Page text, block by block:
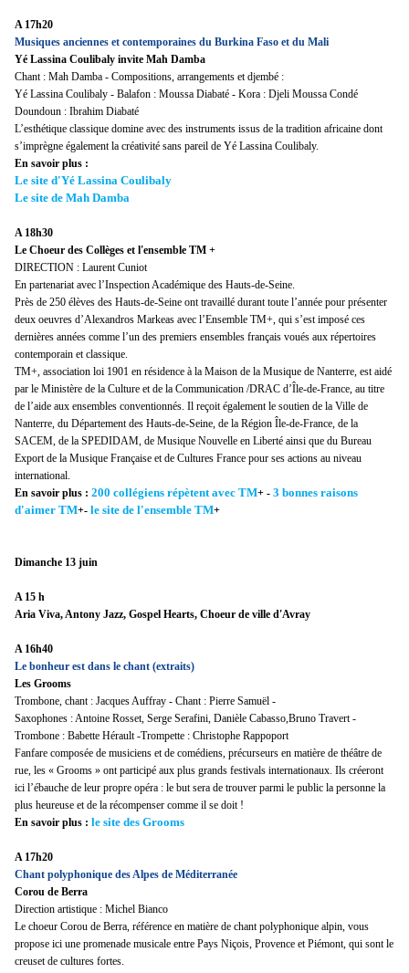
A 17h20
Musiques anciennes et contemporaines du Burkina Faso et du Mali
Yé Lassina Coulibaly invite Mah Damba
Chant : Mah Damba - Compositions, arrangements et djembé :
Yé Lassina Coulibaly - Balafon : Moussa Diabaté - Kora : Djeli Moussa Condé
Doundoun : Ibrahim Diabaté
L’esthétique classique domine avec des instruments issus de la tradition africaine dont
s’imprègne également la créativité sans pareil de Yé Lassina Coulibaly.
En savoir plus :
Le site d'Yé Lassina Coulibaly
Le site de Mah Damba
A 18h30
Le Choeur des Collèges et l'ensemble TM +
DIRECTION : Laurent Cuniot
En partenariat avec l’Inspection Académique des Hauts-de-Seine.
Près de 250 élèves des Hauts-de-Seine ont travaillé durant toute l’année pour présenter
deux oeuvres d’Alexandros Markeas avec l’Ensemble TM+, qui s’est imposé ces
dernières années comme l’un des premiers ensembles français voués aux répertoires
contemporain et classique.
TM+, association loi 1901 en résidence à la Maison de la Musique de Nanterre, est aidé
par le Ministère de la Culture et de la Communication /DRAC d’Île-de-France, au titre
de l’aide aux ensembles conventionnés. Il reçoit également le soutien de la Ville de
Nanterre, du Département des Hauts-de-Seine, de la Région Île-de-France, de la
SACEM, de la SPEDIDAM, de Musique Nouvelle en Liberté ainsi que du Bureau
Export de la Musique Française et de Cultures France pour ses actions au niveau
international.
En savoir plus : 200 collégiens répètent avec TM+ - 3 bonnes raisons
d'aimer TM+- le site de l'ensemble TM+
Dimanche 13 juin
A 15 h
Aria Viva, Antony Jazz, Gospel Hearts, Choeur de ville d'Avray
A 16h40
Le bonheur est dans le chant (extraits)
Les Grooms
Trombone, chant : Jacques Auffray - Chant : Pierre Samuël -
Saxophones : Antoine Rosset, Serge Serafini, Danièle Cabasso,Bruno Travert -
Trombone : Babette Hérault -Trompette : Christophe Rappoport
Fanfare composée de musiciens et de comédiens, précurseurs en matière de théâtre de
rue, les « Grooms » ont participé aux plus grands festivals internationaux. Ils créeront
ici l’ébauche de leur propre opéra : le but sera de trouver parmi le public la personne la
plus heureuse et de la récompenser comme il se doit !
En savoir plus : le site des Grooms
A 17h20
Chant polyphonique des Alpes de Méditerranée
Corou de Berra
Direction artistique : Michel Bianco
Le choeur Corou de Berra, référence en matière de chant polyphonique alpin, vous
propose ici une promenade musicale entre Pays Niçois, Provence et Piémont, qui sont le
creuset de cultures fortes.